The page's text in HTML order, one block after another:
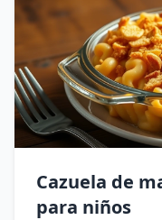
Cazuela de
para niños